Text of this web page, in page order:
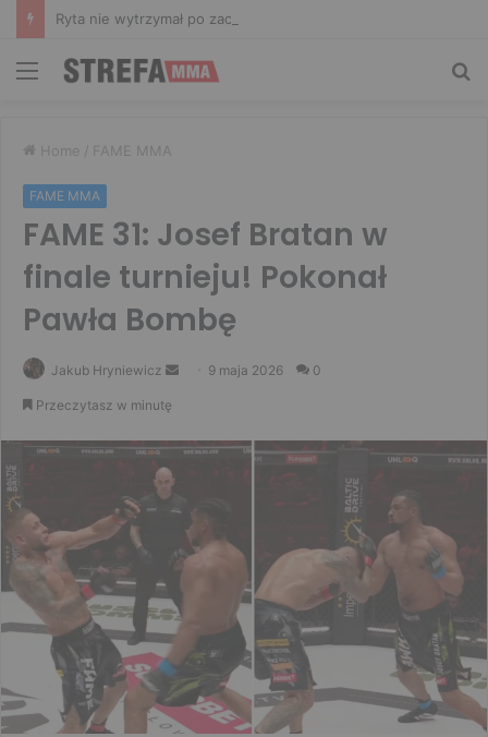
Menu
Home / FAME MMA
FAME MMA
FAME 31: Josef Bratan w
finale turnieju! Pokonał
Pawła Bombę
Jakub Hryniewicz
Send 9 maja 2026 0
Przeczytasz w minutę